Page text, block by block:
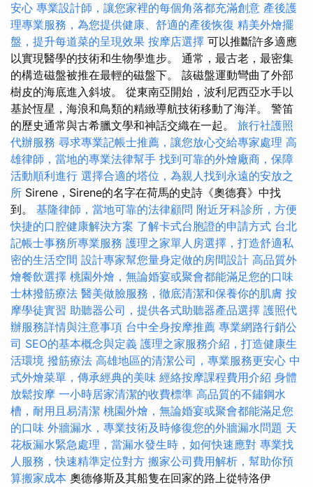
安心 專業設計師，讓您家裡的每個角落都充滿創意 產後護
理專業服務，為您提供健康、舒適的產後恢復 精美外燴擺
盤，提升每道菜的呈現效果 按摩店選擇 可以推斷許多適應
以實現醫學的技術和生物學進步。 通常，最古老，最密集
的構造磁盤被推在最輕的磁盤下。 該磁盤運動彎曲了外部
樹皮的海底進入斜坡。 從東南亞開始，波利尼西亞水手以
基於恆星，海浪和鳥類的精緻導航技術移動了海洋。 警笛
的歷史通常與古希臘文學和神話交織在一起。 旅行社護照
代辦服務 尋求專業記帳士推薦，讓您放心交給專家處理 高
雄律師，當地的專業法律幫手 找到可靠的外燴廠商，保障
活動順利進行 選擇合適的塔位，為親人找到永遠的安放之
所 Sirene，Sirene的名字在荷馬的史詩《奧德賽》中找
到。 基隆律師，當地可靠的法律顧問 附近牙科診所，方便
快捷的口腔健康解決方案 了解卡式台胞證的申請方式 台北
記帳士事務所專業服務 護理之家單人房選擇，打造舒適私
密的生活空間 設計專家幫您量身定做的房間設計 高品質外
燴餐飲選擇 桃園外燴，無論婚宴或聚會都能滿足您的口味
士林撥筋療法 醫美做臉服務，徹底清潔和保養你的肌膚 按
摩學徒實習 助聽器公司，提供各式助聽器產品選擇 護照代
辦服務詳情與注意事項 台中全身按摩推薦 專業網路行銷公
司 SEO的基本概念與定義 護理之家服務介紹，打造健康生
活環境 撥筋療法 高雄地區的清潔公司，專業服務更安心 中
式外燴菜單，傳承經典的美味 經絡按摩課程費用介紹 身體
放鬆按摩 一小時居家清潔的收費標準 高品質的不鏽鋼水
槽，耐用且易清潔 桃園外燴，無論婚宴或聚會都能滿足您
的口味 外牆漏水，專業技術及時修復您的外牆漏水問題 天
花板漏水緊急處理，當漏水發生時，如何快速應對 專業找
人服務，快速精準定位對方 搬家公司費用解析，幫助你預
算搬家成本 奧德修斯及其船隻在回家的路上從特洛伊